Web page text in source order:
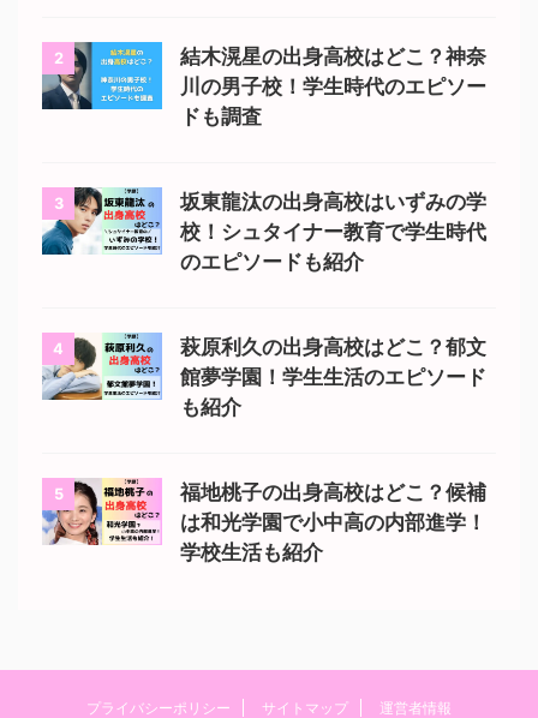
2
結木滉星の出身高校はどこ？神奈
川の男子校！学生時代のエピソー
ドも調査
3
坂東龍汰の出身高校はいずみの学
校！シュタイナー教育で学生時代
のエピソードも紹介
4
萩原利久の出身高校はどこ？郁文
館夢学園！学生生活のエピソード
も紹介
5
福地桃子の出身高校はどこ？候補
は和光学園で小中高の内部進学！
学校生活も紹介
プライバシーポリシー サイトマップ 運営者情報